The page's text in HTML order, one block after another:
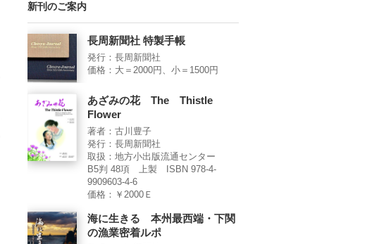
新刊のご案内
長周新聞社 特製手帳
発行：長周新聞社
価格：大＝2000円、小＝1500円
あざみの花 The Thistle
Flower
著者：古川豊子
発行：長周新聞社
取扱：地方小出版流通センター
B5判 48項 上製 ISBN 978-4-
9909603-4-6
価格：￥2000Ｅ
海に生きる 本州最西端・下関
の漁業密着ルポ